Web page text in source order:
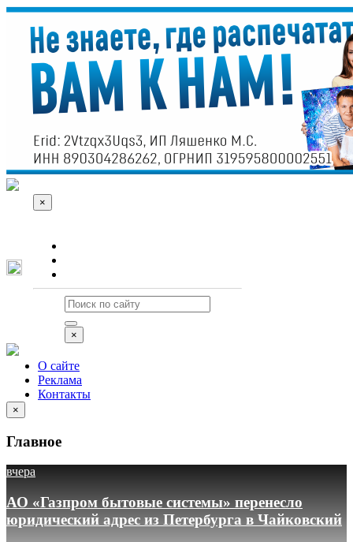
×
×
О сайте
Реклама
Контакты
×
Главное
вчера
АО «Газпром бытовые системы» перенесло
юридический адрес из Петербурга в Чайковский